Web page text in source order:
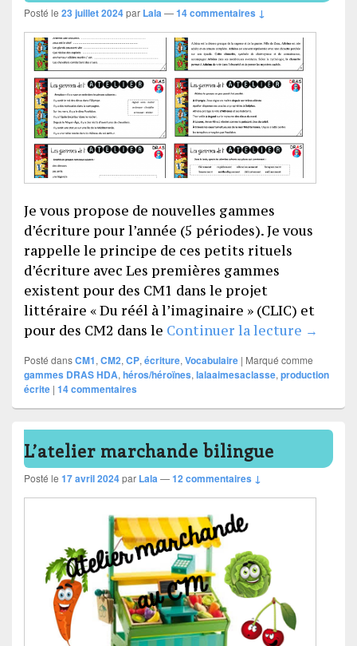
Posté le 23 juillet 2024par Lala—14 commentaires ↓
Je vous propose de nouvelles gammes
d’écriture pour l’année (5 périodes). Je vous
rappelle le principe de ces petits rituels
d’écriture avec Les premières gammes
existent pour des CM1 dans le projet
littéraire « Du réél à l’imaginaire » (CLIC) et
pour des CM2 dans le Continuer la lecture →
Posté dansCM1, CM2, CP, écriture, Vocabulaire | Marqué comme
gammes DRAS HDA, héros/héroïnes, lalaaimesaclasse, production
écrite | 14commentaires
L’atelier marchande bilingue
Posté le 17 avril 2024par Lala —12 commentaires ↓